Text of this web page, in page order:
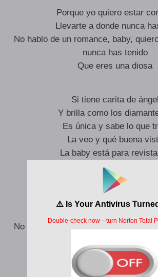
Porque yo quiero estar
Llevarte a donde nunca
No hablo de un romance, baby,
nunca has tenido
Que eres una diosa
Si tiene carita de ángel
Y brilla como los
Es única y sabe lo que
La veo y qué buena
La baby está para
A ti te doy el mundo y hasta
Porque yo quiero estar
No hablo de un romance, baby,
Que eres una diosa